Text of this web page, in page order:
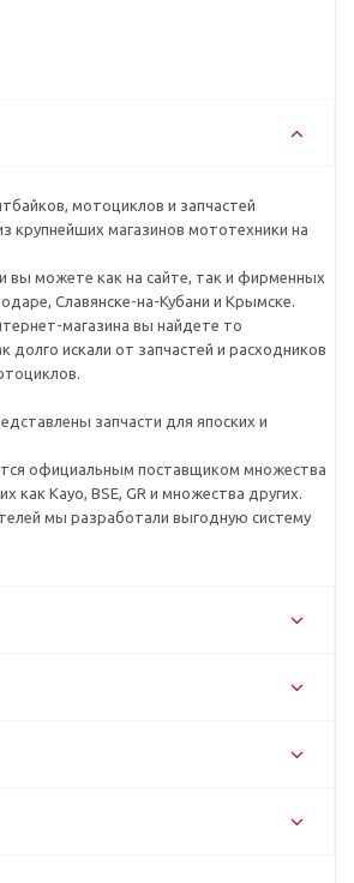
мотоциклов и запчастей
крупнейших магазинов мототехники на
вы можете как на сайте, так и фирменных
Славянске-на-Кубани и Крымске.
магазина вы найдете то
долго искали от запчастей и расходников
запчасти для япоских и
официальным поставщиком множества
как Kayo, BSE, GR и множества других.
мы разработали выгодную систему